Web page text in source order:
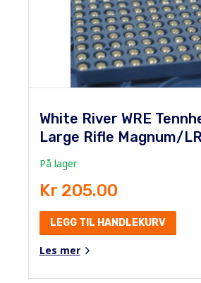
White River WRE
Large Rifle Magnum/
På lager
Kr 205.00
LEGG TIL HANDLEKURV
Les mer